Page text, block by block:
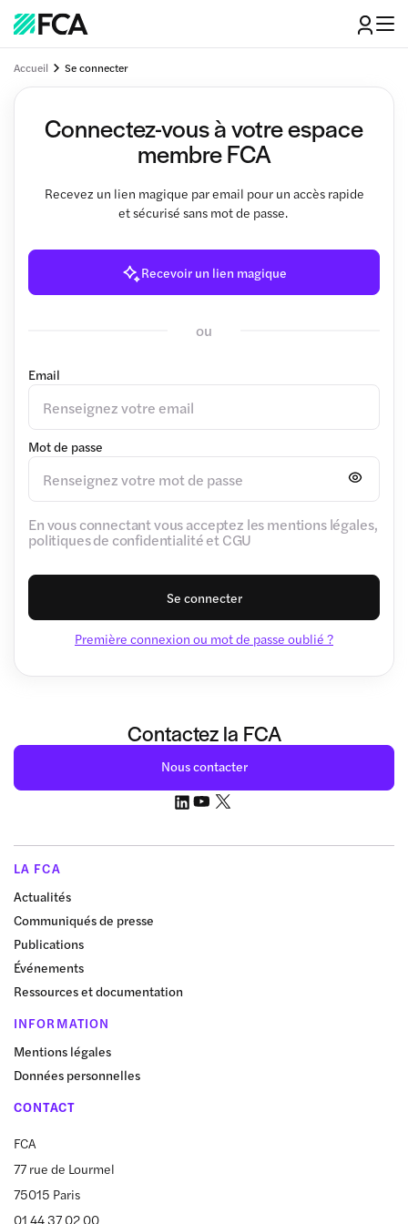
Accueil Se connecter
Connectez-vous à votre espace
membre FCA
Recevez un lien magique par email pour un accès rapide
et sécurisé sans mot de passe.
Recevoir un lien magique
ou
Email
Mot de passe
En vous connectant vous acceptez les mentions légales,
politiques de confidentialité et CGU
Se connecter
Première connexion ou mot de passe oublié ?
Contactez la FCA
Nous contacter
LA FCA
Actualités
Communiqués de presse
Publications
Événements
Ressources et documentation
INFORMATION
Mentions légales
Données personnelles
CONTACT
FCA
77 rue de Lourmel
75015 Paris
01 44 37 02 00